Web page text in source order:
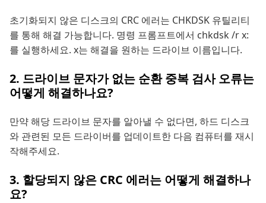
초기화되지 않은 디스크의 CRC 에러는 CHKDSK 유틸리티
를 통해 해결 가능합니다. 명령 프롬프트에서 chkdsk /r x:
를 실행하세요. x는 해결을 원하는 드라이브 이름입니다.
2. 드라이브 문자가 없는 순환 중복 검사 오류는
어떻게 해결하나요?
만약 해당 드라이브 문자를 알아낼 수 없다면, 하드 디스크
와 관련된 모든 드라이버를 업데이트한 다음 컴퓨터를 재시
작해주세요.
3. 할당되지 않은 CRC 에러는 어떻게 해결하나
요?